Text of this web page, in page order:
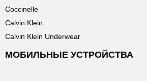
Coccinelle
Calvin Klein
Calvin Klein Underwear
МОБИЛЬНЫЕ УСТРОЙСТВА